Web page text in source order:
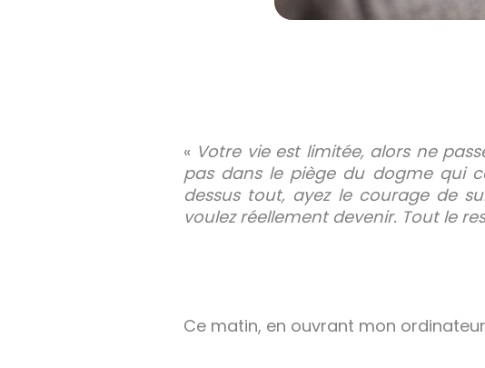
« Votre vie est limitée, alors ne
pas dans le piège du dogme qui
dessus tout, ayez le courage de
voulez réellement devenir. Tout le
Ce matin, en ouvrant mon